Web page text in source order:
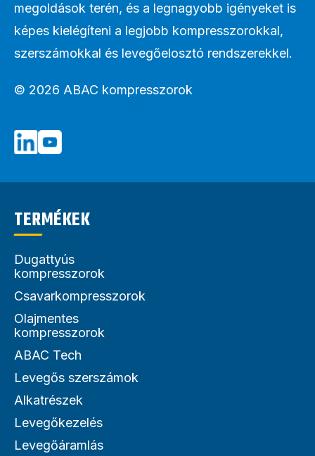
megoldások terén, és a legnagyobb igényeket is
képes kielégíteni a legjobb kompresszorokkal,
szerszámokkal és levegőelosztó rendszerekkel.
© 2026 ABAC kompresszorok
TERMÉKEK
Dugattyús
kompresszorok
Csavarkompresszorok
Olajmentes
kompresszorok
ABAC Tech
Levegős szerszámok
Alkatrészek
Levegőkezelés
Levegőáramlás